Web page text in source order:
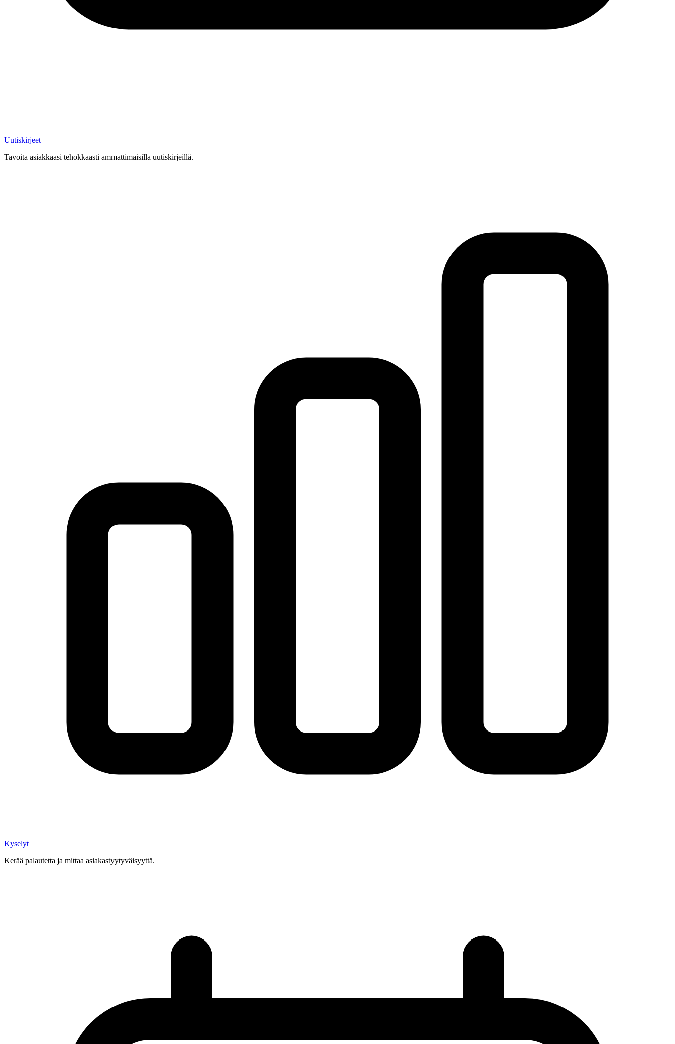
Uutiskirjeet
Tavoita asiakkaasi tehokkaasti ammattimaisilla uutiskirjeillä.
Kyselyt
Kerää palautetta ja mittaa asiakastyytyväisyyttä.